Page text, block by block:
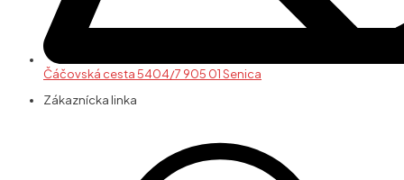
Čáčovská cesta 5404/7 905 01 Senica
Zákaznícka linka